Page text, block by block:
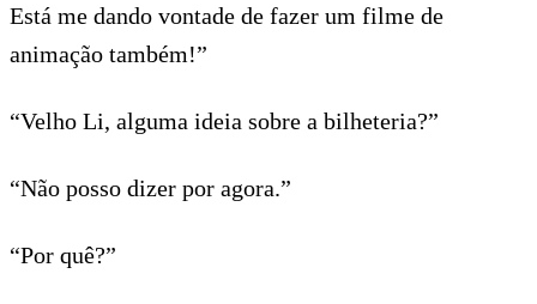
Está me dando vontade de fazer um filme de
animação também!”
“Velho Li, alguma ideia sobre a bilheteria?”
“Não posso dizer por agora.”
“Por quê?”